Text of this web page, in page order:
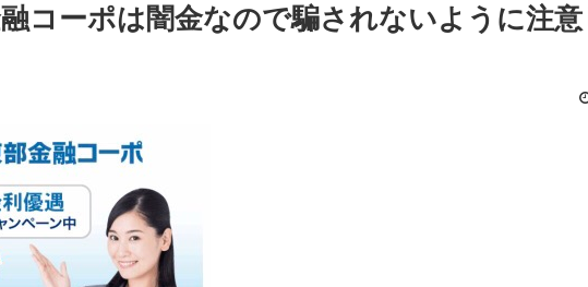
コーポは闇金なので騙されないように注